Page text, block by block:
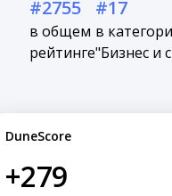
#2755
в общем
рейтинге
#17
в
"Бизнес и
DuneScore
+279